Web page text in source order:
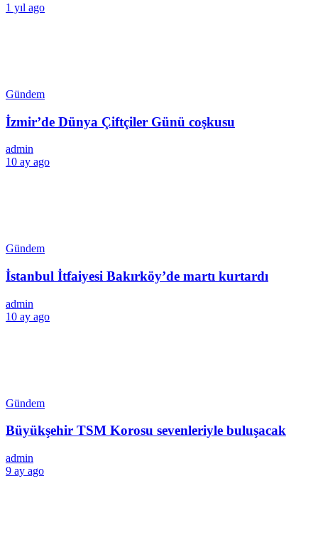
1 yıl ago
Gündem
İzmir’de Dünya Çiftçiler Günü coşkusu
admin
10 ay ago
Gündem
İstanbul İtfaiyesi Bakırköy’de martı kurtardı
admin
10 ay ago
Gündem
Büyükşehir TSM Korosu sevenleriyle buluşacak
admin
9 ay ago